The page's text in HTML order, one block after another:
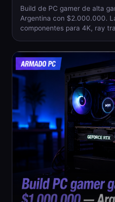
Build de PC gamer de alta
Argentina con $2.000.000.
componentes para 4K, ray